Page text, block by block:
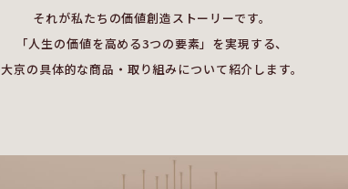
それが私たちの価値創造ストーリーです。
「人生の価値を高める3つの要素」を実現する、
大京の具体的な商品・取り組みについて紹介します。